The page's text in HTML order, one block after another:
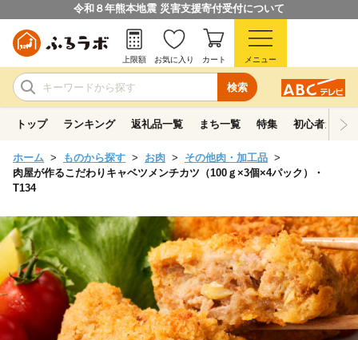
令和８年熊本地震 災害支援寄付受付について
検索
上限額 お気に入り カート メニュー
トップ ランキング 返礼品一覧 まち一覧 特集 初心者ガイド
ホーム ものから探す お肉
その他肉・加工品
肉屋が作るこだわりキャベツメンチカツ（100ｇ×3個×4パック）・
T134